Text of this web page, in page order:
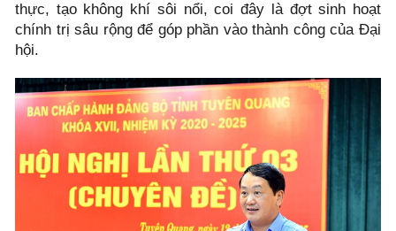
thực, tạo không khí sôi nổi, coi đây là đợt sinh hoạt
chính trị sâu rộng để góp phần vào thành công của Đại
hội.